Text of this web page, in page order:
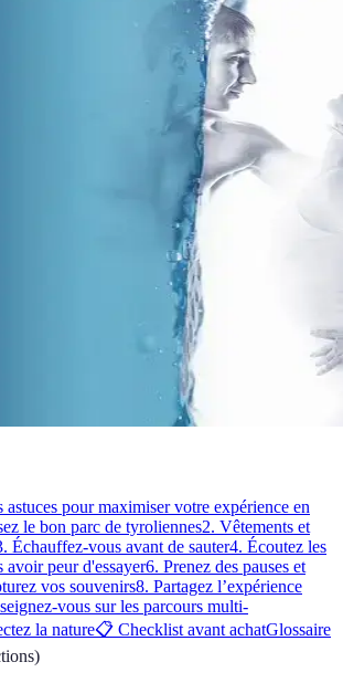
astuces pour maximiser votre expérience en
le bon parc de tyroliennes2. Vêtements et
Échauffez-vous avant de sauter4. Écoutez les
avoir peur d'essayer6. Prenez des pauses et
vos souvenirs8. Partagez l’expérience
vous sur les parcours multi-
la nature📋 Checklist avant achatGlossaire
)